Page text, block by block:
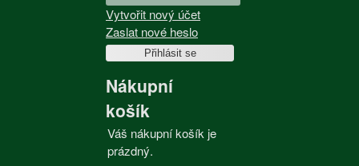
Vytvořit nový účet
Zaslat nové heslo
Nákupní
košík
Váš nákupní košík je
prázdný.